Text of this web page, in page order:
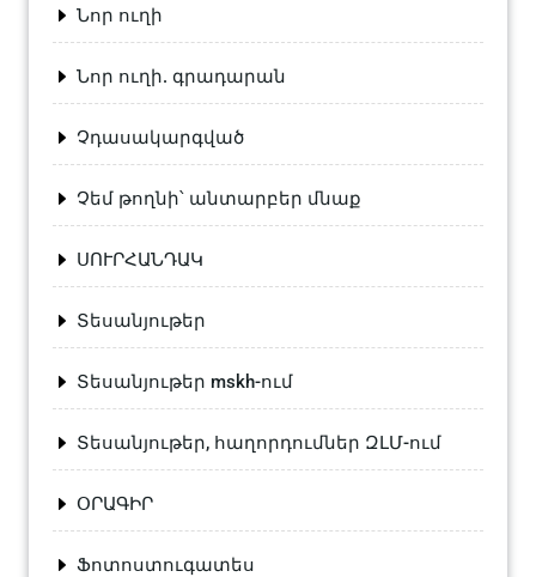
Նոր ուղի
Նոր ուղի. գրադարան
Չդասակարգված
Չեմ թողնի՝ անտարբեր մնաք
ՍՈՒՐՀԱՆԴԱԿ
Տեսանյութեր
Տեսանյութեր mskh-ում
Տեսանյութեր, հաղորդումներ ԶԼՄ-ում
ՕՐԱԳԻՐ
Ֆոտոստուգատես